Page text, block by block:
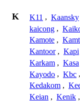
K K11 , Kaansky
kaicong ,
Kamote ,
Kantoor , Kapi
Karkam , Kasa
Kayodo , Kbc ,
Kedakom ,
Keian , Kenik ,